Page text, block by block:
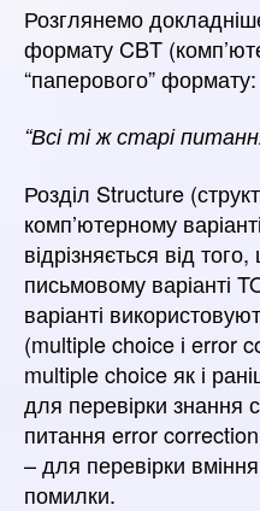
Розглянемо докладніше
формату CBT
“паперового” формату:
“Всі ті ж старі
Розділ Structure
комп’ютерному
відрізняється від
письмовому варіанті
варіанті
(multiple choice і error
multiple choice як і
для перевірки знання
питання error
– для перевірки
помилки.